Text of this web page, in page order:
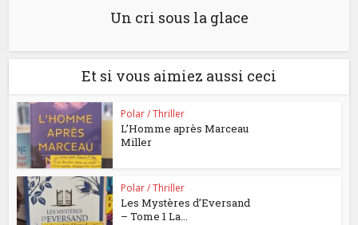
Un cri sous la glace
Et si vous aimiez aussi ceci
Polar / Thriller
L’Homme après Marceau
Miller
Polar / Thriller
Les Mystères d’Eversand
– Tome 1 La...